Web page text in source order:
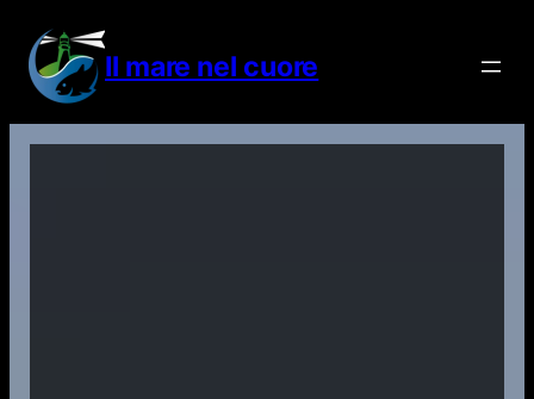
contenuto
Il mare nel cuore